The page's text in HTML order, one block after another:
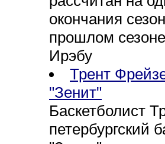
окончания
прошлом
Ирэбу
Трент
"Зенит"
Баскетболист
петербургский